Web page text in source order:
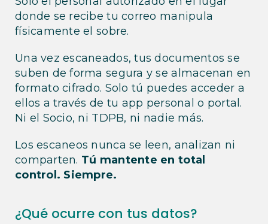
donde se recibe tu correo manipula
físicamente el sobre.
Una vez escaneados, tus documentos se
suben de forma segura y se almacenan en
formato cifrado. Solo tú puedes acceder a
ellos a través de tu app personal o portal.
Ni el Socio, ni TDPB, ni nadie más.
Los escaneos nunca se leen, analizan ni
comparten. Tú mantente en total
control. Siempre.
¿Qué ocurre con tus datos?